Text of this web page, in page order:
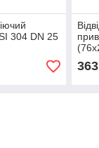
304 DN 25